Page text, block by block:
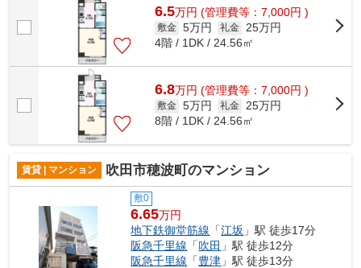
6.5万円 (管理費等：7,000円 )
敷金 5万円 礼金 25万円
4階 / 1DK / 24.56㎡
6.8万円 (管理費等：7,000円 )
敷金 5万円 礼金 25万円
8階 / 1DK / 24.56㎡
賃貸 | マンション 吹田市穂波町のマンション
敷0
6.65万円
地下鉄御堂筋線 「江坂 」駅 徒歩17分
阪急千里線 「吹田 」駅 徒歩12分
阪急千里線 「豊津 」駅 徒歩13分